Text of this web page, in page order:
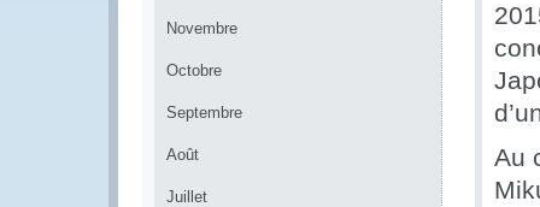
Novembre
Octobre
Septembre
Août
Juillet
Au